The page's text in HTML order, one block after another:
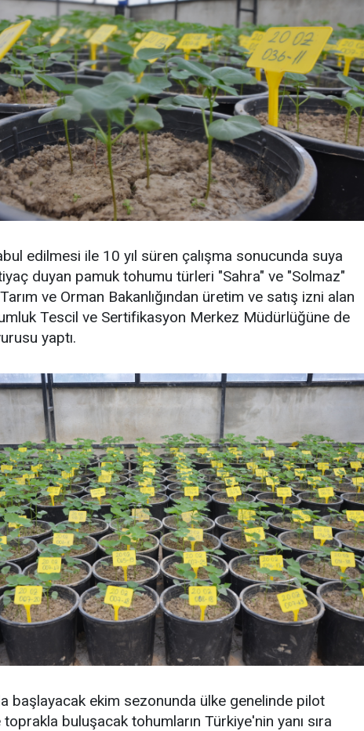
edilmesi ile 10 yıl süren çalışma sonucunda suya
duyan pamuk tohumu türleri "Sahra" ve "Solmaz"
ve Orman Bakanlığından üretim ve satış izni alan
Tescil ve Sertifikasyon Merkez Müdürlüğüne de
yaptı.
başlayacak ekim sezonunda ülke genelinde pilot
buluşacak tohumların Türkiye'nin yanı sıra